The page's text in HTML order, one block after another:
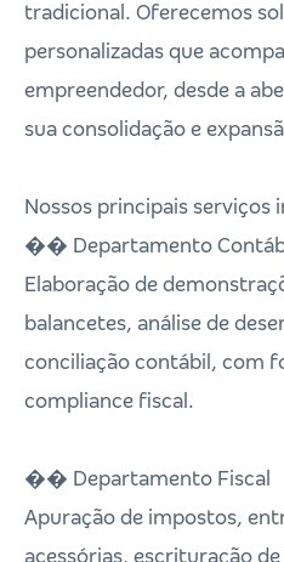
tradicional. Oferecemos
personalizadas que
empreendedor, desde a
sua consolidação e
Nossos principais serviços
�� Departamento
Elaboração de
balancetes, análise de
conciliação contábil, com
compliance fiscal.
�� Departamento Fiscal
Apuração de impostos,
acessórias, escrituração